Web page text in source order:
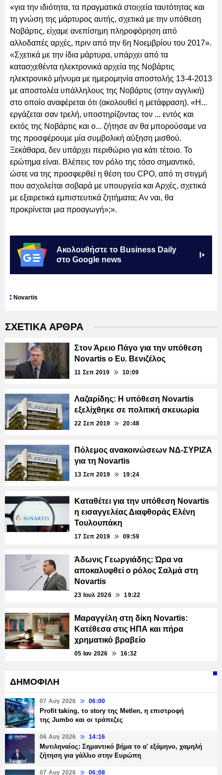
«για την ιδιότητα, τα πραγματικά στοιχεία ταυτότητας και
τη γνώση της μάρτυρος αυτής, σχετικά με την υπόθεση
Nοβάρτις, είχαμε ανεπίσημη πληροφόρηση από
αλλοδαπές αρχές, πριν από την 6η Νοεμβρίου του 2017».
«Σχετικά με την ίδια μάρτυρα, υπάρχει από τα
κατασχεθέντα ηλεκτρονικά αρχεία της Νοβάρτις
ηλεκτρονικό μήνυμα με ημερομηνία αποστολής 13-4-2013
με αποστολέα υπάλληλους της Νοβάρτις (στην αγγλική)
στο οποίο αναφέρεται ότι (ακολουθεί η μετάφραση). «Η...
εργάζεται σαν τρελή, υποστηρίζοντας τον ... εντός και
εκτός της Νοβάρτις και ο... ζήτησε αν θα μπορούσαμε να
της προσφέρουμε μία συμβολική αύξηση μισθού.
Ξεκάθαρα, δεν υπάρχει περιθώριο για κάτι τέτοιο. Το
ερώτημα είναι. Βλέπεις τον ρόλο της τόσο σημαντικό,
ώστε να της προσφερθεί η θέση του CPO, από τη στιγμή
που ασχολείται σοβαρά με υπουργεία και Αρχές, σχετικά
με εξαιρετικά εμπιστευτικά ζητήματα; Aν ναι, θα
προκρίνεται μια προαγωγή»;».
Ακολουθήστε το Business Daily
στο Google news
Novartis
ΣΧΕΤΙΚΑ ΑΡΘΡΑ
Στον Άρειο Πάγο για την υπόθεση
Novartis ο Ευ. Βενιζέλος
11 Σεπ 2019 10:09
Λαζαρίδης: Η υπόθεση Novartis
εξελίχθηκε σε πολιτική σκευωρία
22 Σεπ 2019 20:48
Πόλεμος ανακοινώσεων ΝΔ-ΣΥΡΙΖΑ
για τη Novartis
13 Σεπ 2019 19:24
Καταθέτει για την υπόθεση Novartis
η εισαγγελέας Διαφθοράς Ελένη
Τουλουπάκη
17 Σεπ 2019 09:59
Άδωνις Γεωργιάδης: Ώρα να
αποκαλυφθεί ο ρόλος Σαλμά στη
Novartis
23 Ιουλ 2026 19:22
Μαραγγέλη στη δίκη Novartis:
Κατέθεσα στις ΗΠΑ και πήρα
χρηματικό βραβείο
05 Ιαν 2026 16:32
ΔΗΜΟΦΙΛΗ
07 Αυγ 2026 06:00
Profit taking, το story της Metlen, η επιστροφή
της Jumbo και οι τράπεζες
06 Αυγ 2026 14:16
Μυτιληναίος: Σημαντικό βήμα το α' εξάμηνο, χαμηλή
ζήτηση για γάλλιο στην Ευρώπη
07 Αυγ 2026 06:08